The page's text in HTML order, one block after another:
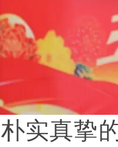
实真挚